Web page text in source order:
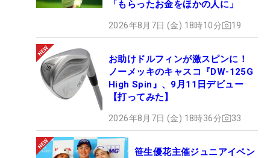
「もらったお金をほかの人に」
2026年8月7日 (金) 18時10分 19
お助けドルフィンが激スピンに！
ノーメッキのキャスコ『DW-125G
High Spin』、9月11日デビュー
【打ってみた】
2026年8月7日 (金) 18時36分 33
笹生優花主催ジュニアイベン